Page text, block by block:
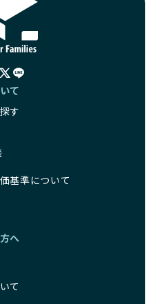
て
す
基準について
へ
て